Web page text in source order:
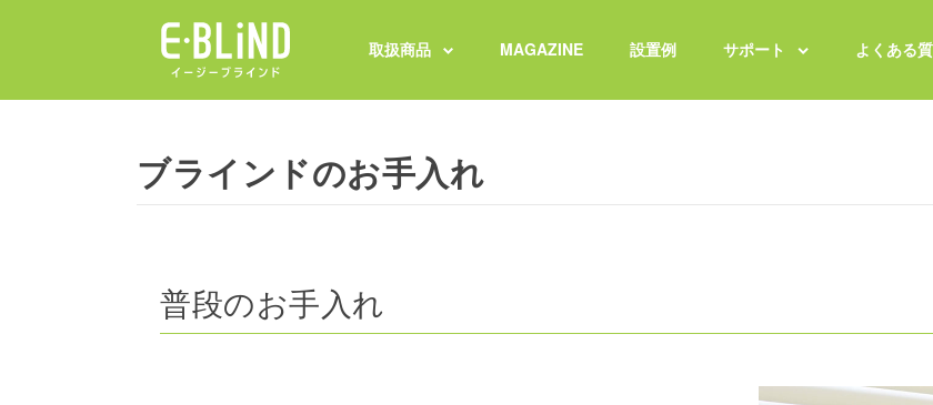
取扱商品 MAGAZINE 設置例 サポート よくある
ブラインドのお手入れ
普段のお手入れ